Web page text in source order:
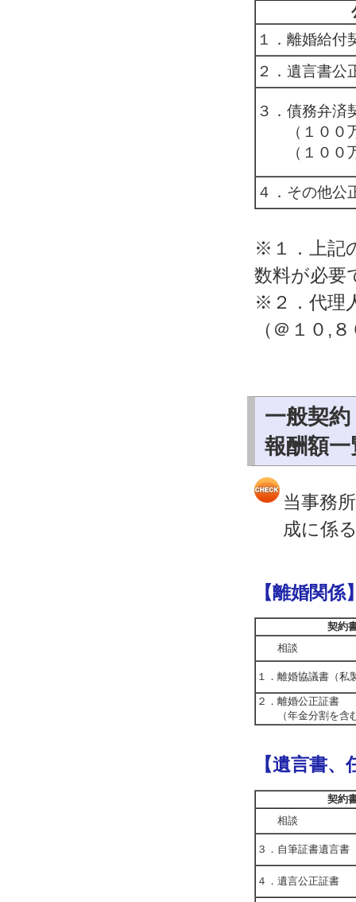
１．離婚給付
２．遺言書公
３．債務弁済
（１００
（１００
４．その他公
※１．上記
数料が必要
※２．代理
（＠１０,
一般契
報酬額一
当事務
成に係
【離婚関係
契約
相談
１．離婚協議書（私
２．離婚公正証書
（年金分割を含
【遺言書
契約
相談
３．自筆証書遺言書
４．遺言公正証書